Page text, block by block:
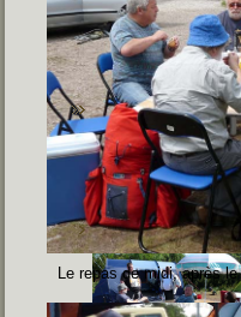
Le repas de midi, après